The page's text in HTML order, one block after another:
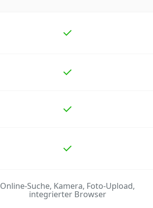
Online-Suche, Kamera, Foto-Upload,
integrierter Browser